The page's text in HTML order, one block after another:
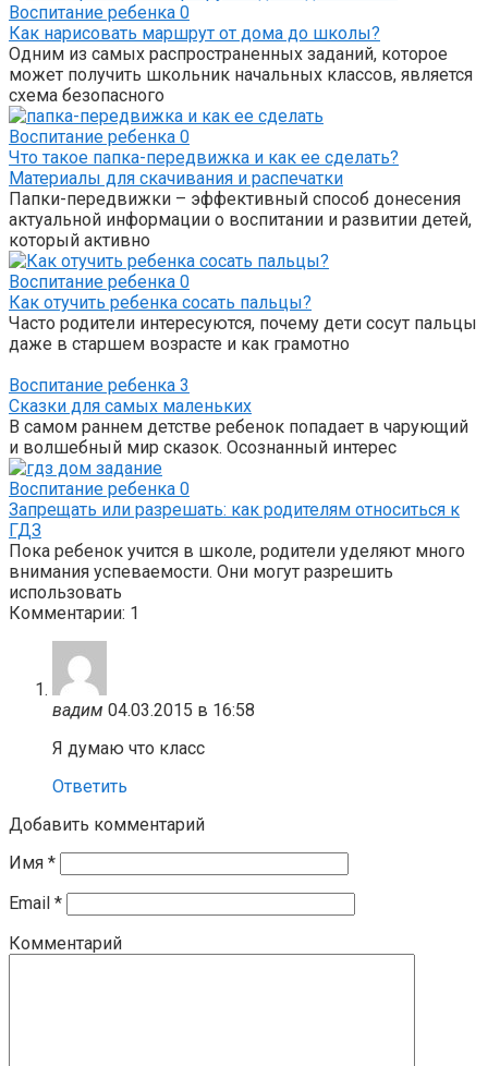
Воспитание ребенка 0
Как нарисовать маршрут от дома до школы?
Одним из самых распространенных заданий, которое
может получить школьник начальных классов, является
схема безопасного
Воспитание ребенка 0
Что такое папка-передвижка и как ее сделать?
Материалы для скачивания и распечатки
Папки-передвижки – эффективный способ донесения
актуальной информации о воспитании и развитии детей,
который активно
Воспитание ребенка 0
Как отучить ребенка сосать пальцы?
Часто родители интересуются, почему дети сосут пальцы
даже в старшем возрасте и как грамотно
Воспитание ребенка 3
Сказки для самых маленьких
В самом раннем детстве ребенок попадает в чарующий
и волшебный мир сказок. Осознанный интерес
Воспитание ребенка 0
Запрещать или разрешать: как родителям относиться к
ГДЗ
Пока ребенок учится в школе, родители уделяют много
внимания успеваемости. Они могут разрешить
использовать
Комментарии: 1
вадим 04.03.2015 в 16:58
Я думаю что класс
Ответить
Добавить комментарий
Имя *
Email *
Комментарий